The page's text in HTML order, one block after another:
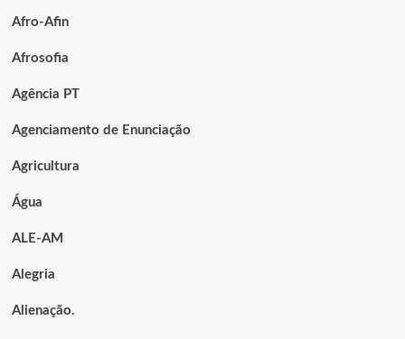
Afro-Afin
Afrosofia
Agência PT
Agenciamento de Enunciação
Agricultura
Água
ALE-AM
Alegria
Alienação.